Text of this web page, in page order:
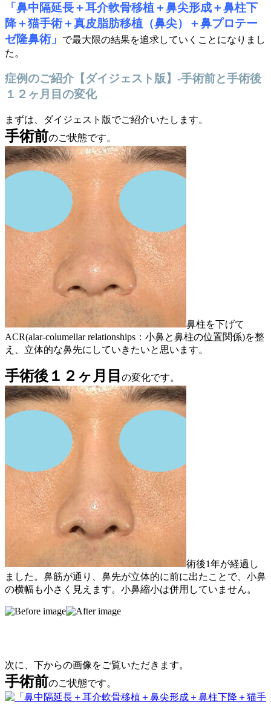
「鼻中隔延長＋耳介軟骨移植＋鼻尖形成＋鼻柱下
降＋猫手術＋真皮脂肪移植（鼻尖）＋鼻プロテー
ゼ隆鼻術」
で最大限の結果を追求していくことになりまし
た。
症例のご紹介【ダイジェスト版】-手術前と手術後
１２ヶ月目の変化
まずは、ダイジェスト版でご紹介いたします。
手術前のご状態です。
鼻柱を下げて
ACR(alar-columellar relationships：小鼻と鼻柱の位置関係)を整
え、立体的な鼻先にしていきたいと思います。
手術後１２ヶ月目 の変化です。
術後1年が経過し
ました。鼻筋が通り、鼻先が立体的に前に出たことで、小鼻
の横幅も小さく見えます。小鼻縮小は併用していません。
次に、下からの画像をご覧いただきます。
手術前のご状態です。